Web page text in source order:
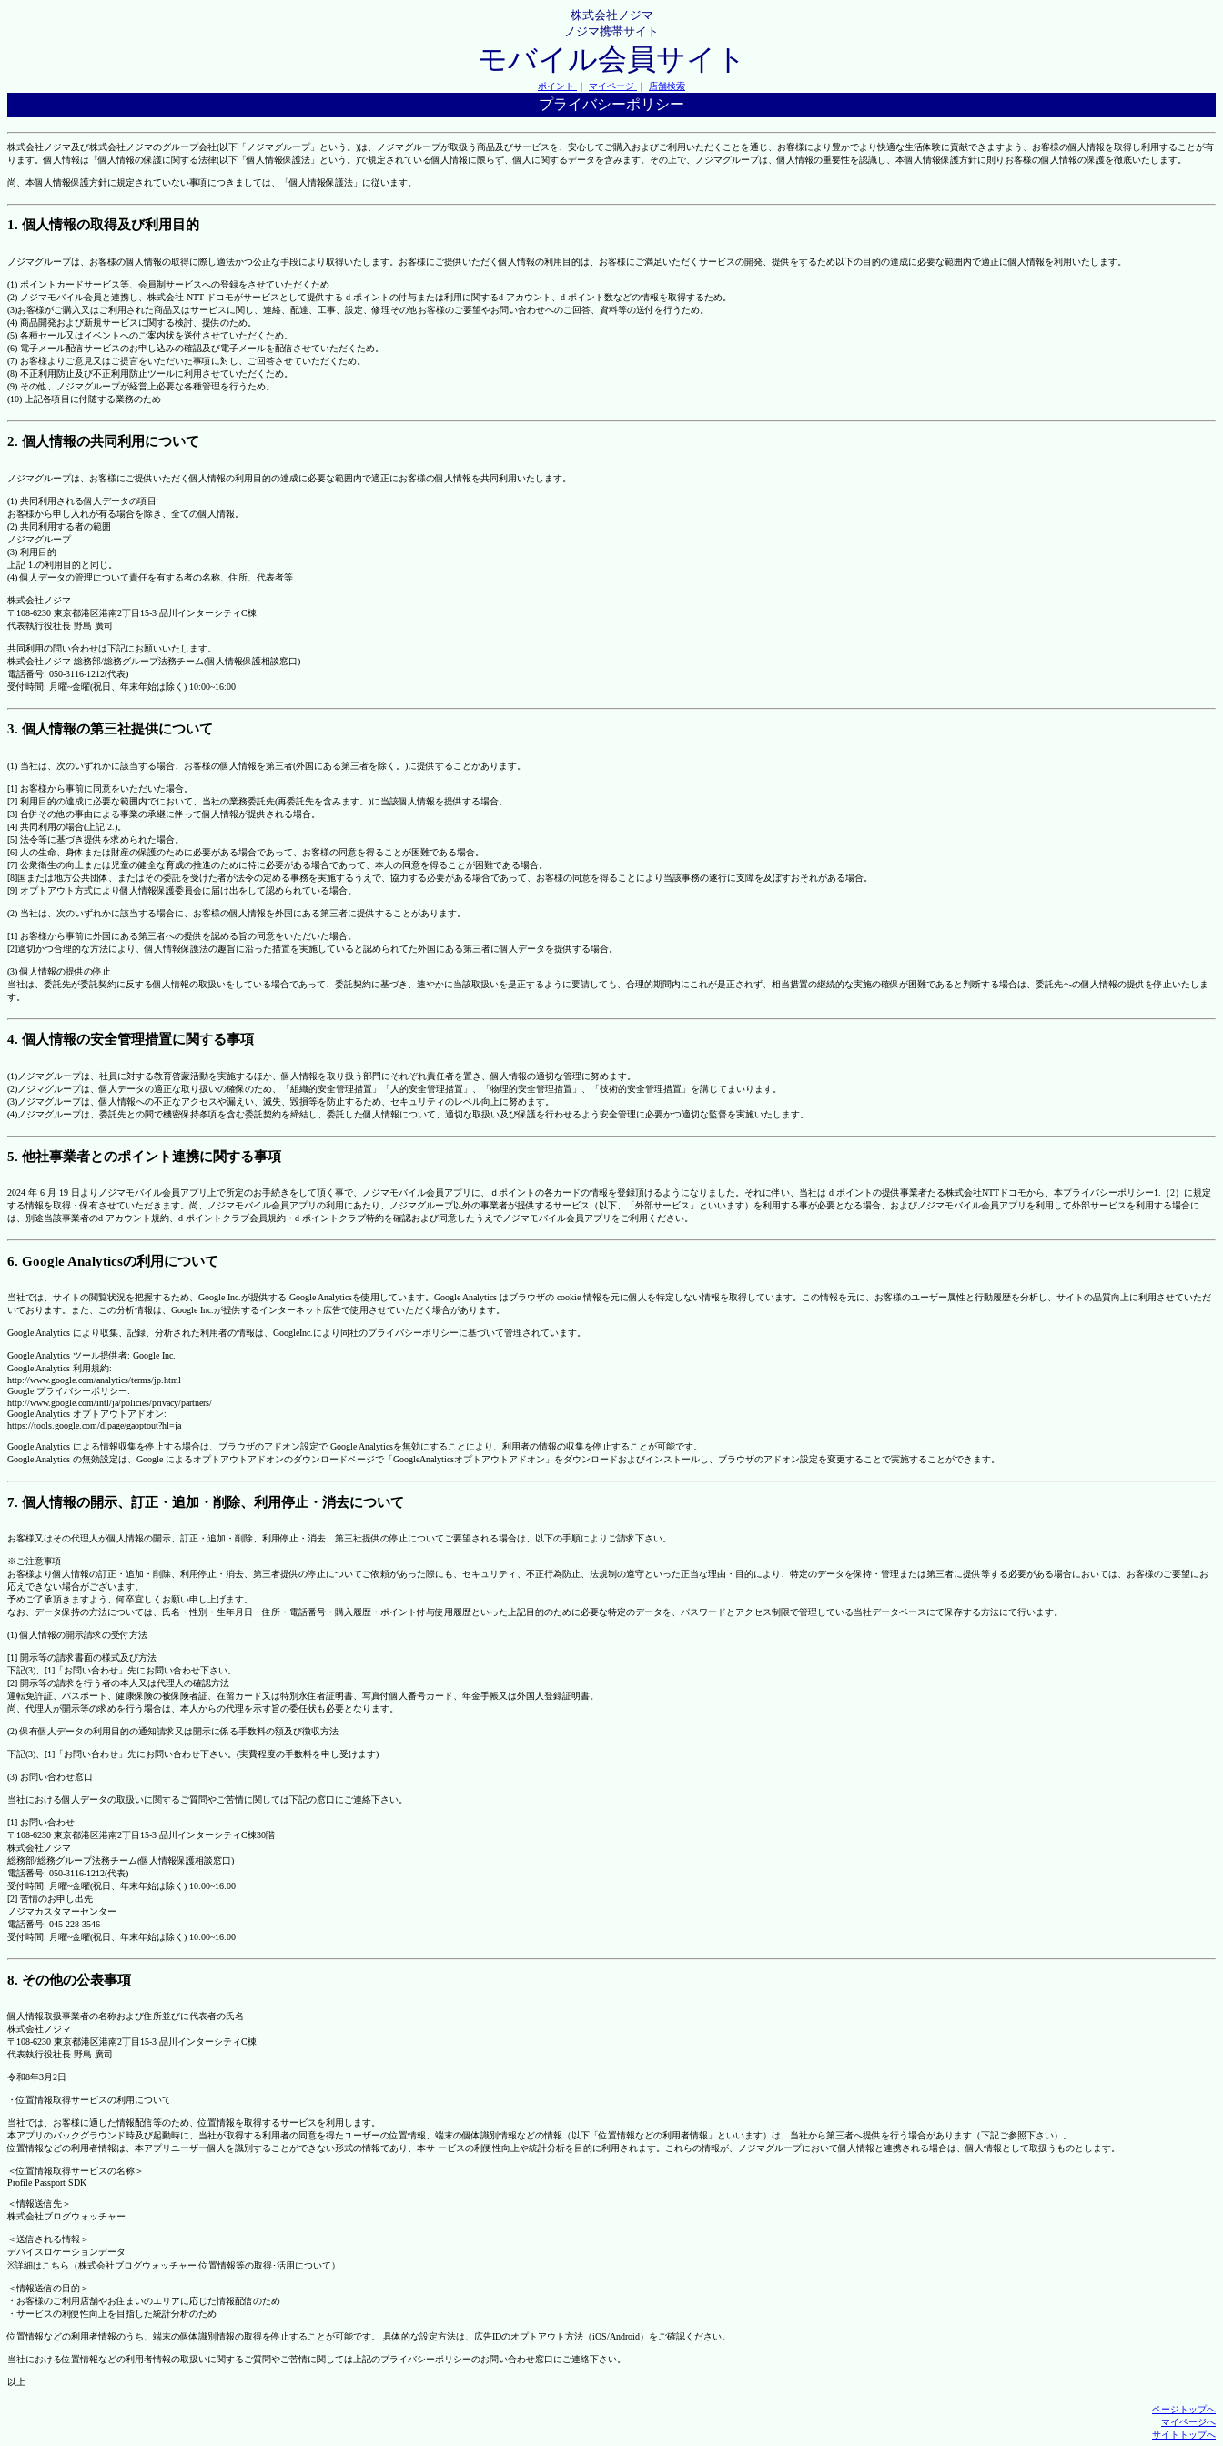
株式会社ノジマ
ノジマ携帯サイト
モバイル会員サイト
ポイント ｜ マイページ ｜ 店舗検索
プライバシーポリシー
株式会社ノジマ及び株式会社ノジマのグループ会社(以下「ノジマグループ」という。)は、ノジマグループが取扱う商品及びサービスを、安心してご購入およびご利用いただくことを通じ、お客様により豊かでより快適な生活体験に貢献できますよう、お客様の個人情報を取得し利用することが有
ります。個人情報は「個人情報の保護に関する法律(以下「個人情報保護法」という。)で規定されている個人情報に限らず、個人に関するデータを含みます。その上で、ノジマグループは、個人情報の重要性を認識し、本個人情報保護方針に則りお客様の個人情報の保護を徹底いたします。
尚、本個人情報保護方針に規定されていない事項につきましては、「個人情報保護法」に従います。
1. 個人情報の取得及び利用目的
ノジマグループは、お客様の個人情報の取得に際し適法かつ公正な手段により取得いたします。お客様にご提供いただく個人情報の利用目的は、お客様にご満足いただくサービスの開発、提供をするため以下の目的の達成に必要な範囲内で適正に個人情報を利用いたします。
(1) ポイントカードサービス等、会員制サービスへの登録をさせていただくため
(2) ノジマモバイル会員と連携し、株式会社 NTT ドコモがサービスとして提供する d ポイントの付与または利用に関するd アカウント、d ポイント数などの情報を取得するため。
(3)お客様がご購入又はご利用された商品又はサービスに関し、連絡、配達、工事、設定、修理その他お客様のご要望やお問い合わせへのご回答、資料等の送付を行うため。
(4) 商品開発および新規サービスに関する検討、提供のため。
(5) 各種セール又はイベントへのご案内状を送付させていただくため。
(6) 電子メール配信サービスのお申し込みの確認及び電子メールを配信させていただくため。
(7) お客様よりご意見又はご提言をいただいた事項に対し、ご回答させていただくため。
(8) 不正利用防止及び不正利用防止ツールに利用させていただくため。
(9) その他、ノジマグループが経営上必要な各種管理を行うため。
(10) 上記各項目に付随する業務のため
2. 個人情報の共同利用について
ノジマグループは、お客様にご提供いただく個人情報の利用目的の達成に必要な範囲内で適正にお客様の個人情報を共同利用いたします。
(1) 共同利用される個人データの項目
お客様から申し入れが有る場合を除き、全ての個人情報。
(2) 共同利用する者の範囲
ノジマグループ
(3) 利用目的
上記 1.の利用目的と同じ。
(4) 個人データの管理について責任を有する者の名称、住所、代表者等
株式会社ノジマ
〒108-6230 東京都港区港南2丁目15-3 品川インターシティC棟
代表執行役社長 野島 廣司
共同利用の問い合わせは下記にお願いいたします。
株式会社ノジマ 総務部/総務グループ法務チーム(個人情報保護相談窓口)
電話番号: 050-3116-1212(代表)
受付時間: 月曜~金曜(祝日、年末年始は除く) 10:00~16:00
3. 個人情報の第三社提供について
(1) 当社は、次のいずれかに該当する場合、お客様の個人情報を第三者(外国にある第三者を除く。)に提供することがあります。
[1] お客様から事前に同意をいただいた場合。
[2] 利用目的の達成に必要な範囲内でにおいて、当社の業務委託先(再委託先を含みます。)に当該個人情報を提供する場合。
[3] 合併その他の事由による事業の承継に伴って個人情報が提供される場合。
[4] 共同利用の場合(上記 2.)。
[5] 法令等に基づき提供を求められた場合。
[6] 人の生命、身体または財産の保護のために必要がある場合であって、お客様の同意を得ることが困難である場合。
[7] 公衆衛生の向上または児童の健全な育成の推進のために特に必要がある場合であって、本人の同意を得ることが困難である場合。
[8]国または地方公共団体、またはその委託を受けた者が法令の定める事務を実施するうえで、協力する必要がある場合であって、お客様の同意を得ることにより当該事務の遂行に支障を及ぼすおそれがある場合。
[9] オプトアウト方式により個人情報保護委員会に届け出をして認められている場合。
(2) 当社は、次のいずれかに該当する場合に、お客様の個人情報を外国にある第三者に提供することがあります。
[1] お客様から事前に外国にある第三者への提供を認める旨の同意をいただいた場合。
[2]適切かつ合理的な方法により、個人情報保護法の趣旨に沿った措置を実施していると認められてた外国にある第三者に個人データを提供する場合。
(3) 個人情報の提供の停止
当社は、委託先が委託契約に反する個人情報の取扱いをしている場合であって、委託契約に基づき、速やかに当該取扱いを是正するように要請しても、合理的期間内にこれが是正されず、相当措置の継続的な実施の確保が困難であると判断する場合は、委託先への個人情報の提供を停止いたしま
す。
4. 個人情報の安全管理措置に関する事項
(1)ノジマグループは、社員に対する教育啓蒙活動を実施するほか、個人情報を取り扱う部門にそれぞれ責任者を置き、個人情報の適切な管理に努めます。
(2)ノジマグループは、個人データの適正な取り扱いの確保のため、「組織的安全管理措置」「人的安全管理措置」、「物理的安全管理措置」、「技術的安全管理措置」を講じてまいります。
(3)ノジマグループは、個人情報への不正なアクセスや漏えい、滅失、毀損等を防止するため、セキュリティのレベル向上に努めます。
(4)ノジマグループは、委託先との間で機密保持条項を含む委託契約を締結し、委託した個人情報について、適切な取扱い及び保護を行わせるよう安全管理に必要かつ適切な監督を実施いたします。
5. 他社事業者とのポイント連携に関する事項
2024 年 6 月 19 日よりノジマモバイル会員アプリ上で所定のお手続きをして頂く事で、ノジマモバイル会員アプリに、ｄポイントの各カードの情報を登録頂けるようになりました。それに伴い、当社は d ポイントの提供事業者たる株式会社NTTドコモから、本プライバシーポリシー1.（2）に規定
する情報を取得・保有させていただきます。尚、ノジマモバイル会員アプリの利用にあたり、ノジマグループ以外の事業者が提供するサービス（以下、「外部サービス」といいます）を利用する事が必要となる場合、およびノジマモバイル会員アプリを利用して外部サービスを利用する場合に
は、別途当該事業者のd アカウント規約、d ポイントクラブ会員規約・d ポイントクラブ特約を確認および同意したうえでノジマモバイル会員アプリをご利用ください。
6. Google Analyticsの利用について
当社では、サイトの閲覧状況を把握するため、Google Inc.が提供する Google Analyticsを使用しています。Google Analytics はブラウザの cookie 情報を元に個人を特定しない情報を取得しています。この情報を元に、お客様のユーザー属性と行動履歴を分析し、サイトの品質向上に利用させていただ
いております。また、この分析情報は、Google Inc.が提供するインターネット広告で使用させていただく場合があります。
Google Analytics により収集、記録、分析された利用者の情報は、GoogleInc.により同社のプライバシーポリシーに基づいて管理されています。
Google Analytics ツール提供者: Google Inc.
Google Analytics 利用規約:
http://www.google.com/analytics/terms/jp.html
Google プライバシーポリシー:
http://www.google.com/intl/ja/policies/privacy/partners/
Google Analytics オプトアウトアドオン:
https://tools.google.com/dlpage/gaoptout?hl=ja
Google Analytics による情報収集を停止する場合は、ブラウザのアドオン設定で Google Analyticsを無効にすることにより、利用者の情報の収集を停止することが可能です。
Google Analytics の無効設定は、Google によるオプトアウトアドオンのダウンロードページで「GoogleAnalyticsオプトアウトアドオン」をダウンロードおよびインストールし、ブラウザのアドオン設定を変更することで実施することができます。
7. 個人情報の開示、訂正・追加・削除、利用停止・消去について
お客様又はその代理人が個人情報の開示、訂正・追加・削除、利用停止・消去、第三社提供の停止についてご要望される場合は、以下の手順によりご請求下さい。
※ご注意事項
お客様より個人情報の訂正・追加・削除、利用停止・消去、第三者提供の停止についてご依頼があった際にも、セキュリティ、不正行為防止、法規制の遵守といった正当な理由・目的により、特定のデータを保持・管理または第三者に提供等する必要がある場合においては、お客様のご要望にお
応えできない場合がございます。
予めご了承頂きますよう、何卒宜しくお願い申し上げます。
なお、データ保持の方法については、氏名・性別・生年月日・住所・電話番号・購入履歴・ポイント付与使用履歴といった上記目的のために必要な特定のデータを、パスワードとアクセス制限で管理している当社データベースにて保存する方法にて行います。
(1) 個人情報の開示請求の受付方法
[1] 開示等の請求書面の様式及び方法
下記(3)、[1]「お問い合わせ」先にお問い合わせ下さい。
[2] 開示等の請求を行う者の本人又は代理人の確認方法
運転免許証、パスポート、健康保険の被保険者証、在留カード又は特別永住者証明書、写真付個人番号カード、年金手帳又は外国人登録証明書。
尚、代理人が開示等の求めを行う場合は、本人からの代理を示す旨の委任状も必要となります。
(2) 保有個人データの利用目的の通知請求又は開示に係る手数料の額及び徴収方法
下記(3)、[1]「お問い合わせ」先にお問い合わせ下さい。(実費程度の手数料を申し受けます)
(3) お問い合わせ窓口
当社における個人データの取扱いに関するご質問やご苦情に関しては下記の窓口にご連絡下さい。
[1] お問い合わせ
〒108-6230 東京都港区港南2丁目15-3 品川インターシティC棟30階
株式会社ノジマ
総務部/総務グループ法務チーム(個人情報保護相談窓口)
電話番号: 050-3116-1212(代表)
受付時間: 月曜~金曜(祝日、年末年始は除く) 10:00~16:00
[2] 苦情のお申し出先
ノジマカスタマーセンター
電話番号: 045-228-3546
受付時間: 月曜~金曜(祝日、年末年始は除く) 10:00~16:00
8. その他の公表事項
個人情報取扱事業者の名称および住所並びに代表者の氏名
株式会社ノジマ
〒108-6230 東京都港区港南2丁目15-3 品川インターシティC棟
代表執行役社長 野島 廣司
令和8年3月2日
・位置情報取得サービスの利用について
当社では、お客様に適した情報配信等のため、位置情報を取得するサービスを利用します。
本アプリのバックグラウンド時及び起動時に、当社が取得する利用者の同意を得たユーザーの位置情報、端末の個体識別情報などの情報（以下「位置情報などの利用者情報」といいます）は、当社から第三者へ提供を行う場合があります（下記ご参照下さい）。
位置情報などの利用者情報は、本アプリユーザー個人を識別することができない形式の情報であり、本サ ービスの利便性向上や統計分析を目的に利用されます。これらの情報が、ノジマグループにおいて個人情報と連携される場合は、個人情報として取扱うものとします。
＜位置情報取得サービスの名称＞
Profile Passport SDK
＜情報送信先＞
株式会社ブログウォッチャー
＜送信される情報＞
デバイスロケーションデータ
※詳細はこちら（株式会社ブログウォッチャー 位置情報等の取得･活用について）
＜情報送信の目的＞
・お客様のご利用店舗やお住まいのエリアに応じた情報配信のため
・サービスの利便性向上を目指した統計分析のため
位置情報などの利用者情報のうち、端末の個体識別情報の取得を停止することが可能です。 具体的な設定方法は、広告IDのオプトアウト方法（iOS/Android）をご確認ください。
当社における位置情報などの利用者情報の取扱いに関するご質問やご苦情に関しては上記のプライバシーポリシーのお問い合わせ窓口にご連絡下さい。
以上
ページトップへ
マイページへ
サイトトップへ